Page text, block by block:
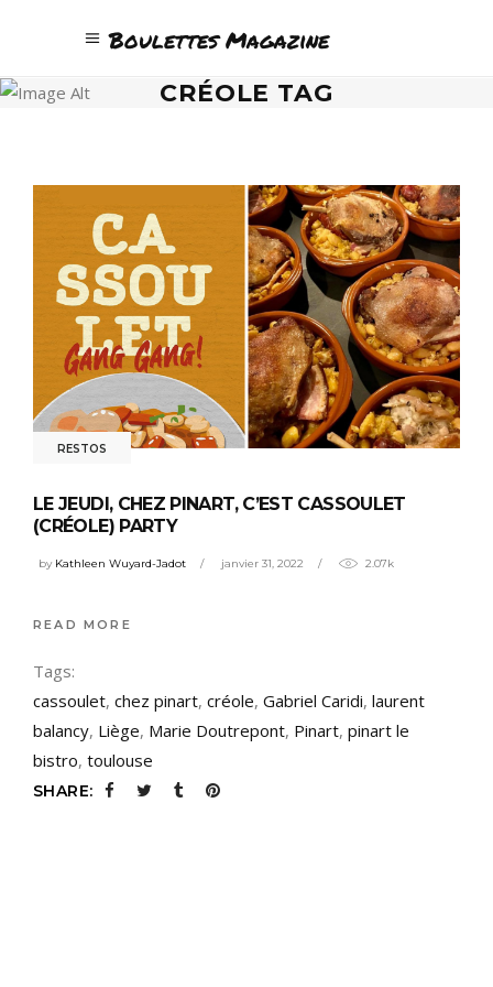
Boulettes Magazine
CRÉOLE TAG
RESTOS
LE JEUDI, CHEZ PINART, C’EST CASSOULET
(CRÉOLE) PARTY
by Kathleen Wuyard-Jadot janvier 31, 2022 2.07k
READ MORE
Tags:
cassoulet, chez pinart, créole, Gabriel Caridi, laurent
balancy, Liège, Marie Doutrepont, Pinart, pinart le
bistro, toulouse
SHARE: